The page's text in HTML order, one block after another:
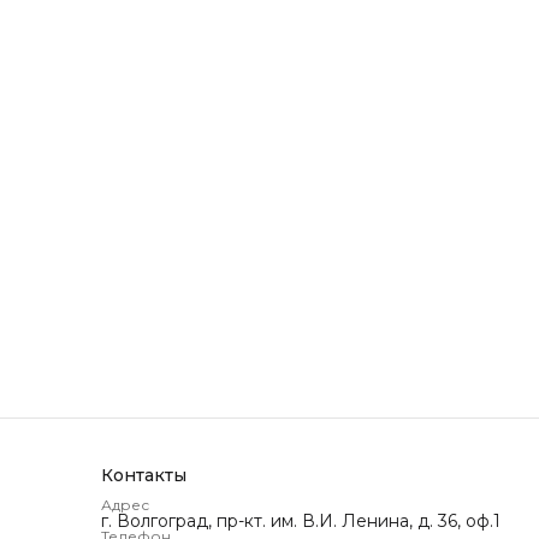
Контакты
Адрес
г. Волгоград, пр-кт. им. В.И. Ленина, д. 36, оф.1